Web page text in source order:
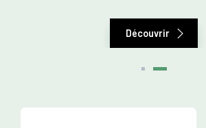
Découvrir